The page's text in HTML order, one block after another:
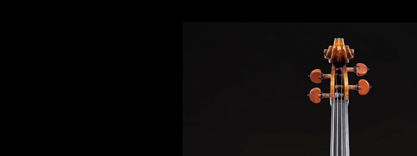
VIOLA MANTUA 1770 “RENAISSANCE WOOD“ CM 41,5 “RENAISSANCE WOOD“